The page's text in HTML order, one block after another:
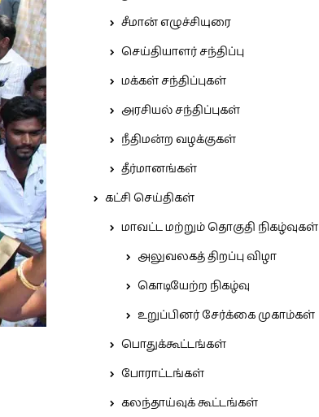
சீமான் எழுச்சியுரை
செய்தியாளர் சந்திப்பு
மக்கள் சந்திப்புகள்
அரசியல் சந்திப்புகள்
நீதிமன்ற வழக்குகள்
தீர்மானங்கள்
கட்சி செய்திகள்
மாவட்ட மற்றும் தொகுதி நிகழ்வுகள்
அலுவலகத் திறப்பு விழா
கொடியேற்ற நிகழ்வு
உறுப்பினர் சேர்க்கை முகாம்கள்
பொதுக்கூட்டங்கள்
போராட்டங்கள்
கலந்தாய்வுக் கூட்டங்கள்